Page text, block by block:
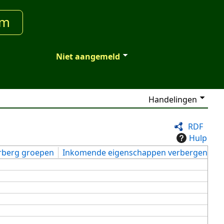
Niet aangemeld
Handelingen
RDF
Hulp
groepen
Inkomende eigenschappen verbergen